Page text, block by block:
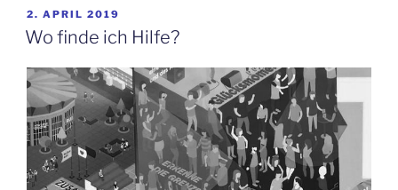
VERÖFFENTLICHT
AM
2. APRIL 2019
Wo finde ich Hilfe?